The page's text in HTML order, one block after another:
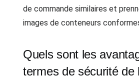
de commande similaires et
images de conteneurs
Quels sont les
termes de sécurité de